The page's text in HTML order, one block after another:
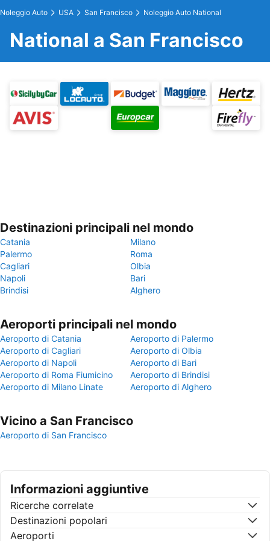
Noleggio Auto USA San Francisco Noleggio Auto National
National a San Francisco
Destinazioni principali nel mondo
Catania
Milano
Palermo
Roma
Cagliari
Olbia
Napoli
Bari
Brindisi
Alghero
Aeroporti principali nel mondo
Aeroporto di Catania
Aeroporto di Palermo
Aeroporto di Cagliari
Aeroporto di Olbia
Aeroporto di Napoli
Aeroporto di Bari
Aeroporto di Roma Fiumicino
Aeroporto di Brindisi
Aeroporto di Milano Linate
Aeroporto di Alghero
Vicino a San Francisco
Aeroporto di San Francisco
Informazioni aggiuntive
Ricerche correlate
Destinazioni popolari
Aeroporti